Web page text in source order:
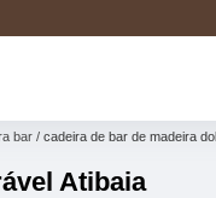
bar cadeira de bar de madeira
Atibaia